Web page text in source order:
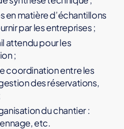
en matière d’échantillons
par les entreprises ;
attendu pour les
;
coordination entre les
des réservations,
du chantier :
etc.